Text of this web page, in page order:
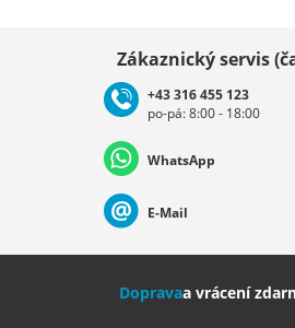
Deutschland Österreich
Nederland Italia (Italiano)
Zákaznický servis
+43 316 455 123
po-pá: 8:00 - 18:00
WhatsApp
E-Mail
Dopravaa vrácení